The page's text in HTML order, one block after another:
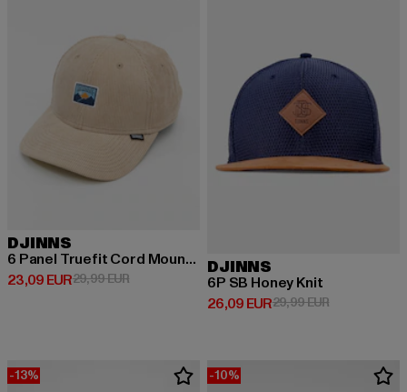
DJINNS
6 Panel Truefit Cord Mountains
23,09 EUR
Derzeitiger Preis: 23,09 EUR
29,99 EURAktionspreis: 29,99 EUR
DJINNS
6P SB Honey Knit
26,09 EUR
Derzeitiger Preis: 26,09 EUR
29,99 EURAktionspreis:
-13% -10%